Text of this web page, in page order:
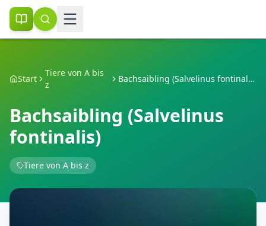
Start
Tiere von A bis
z
Bachsaibling (Salvelinus fontinalis)
Bachsaibling (Salvelinus
fontinalis)
Tiere von A bis z